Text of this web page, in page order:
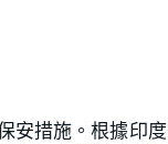
安措施。根據印度